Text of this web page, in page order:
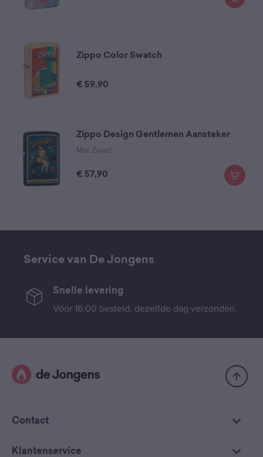
Zippo Color Swatch
€ 59,90
Zippo Design Gentlemen Aansteker
Mat Zwart
€ 57,90
Service van De Jongens
Snelle levering
Vóór 16:00 besteld, dezelfde dag verzonden.
Contact
Klantenservice